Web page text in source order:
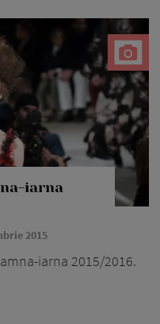
iarna
2015
iarna 2015/2016.